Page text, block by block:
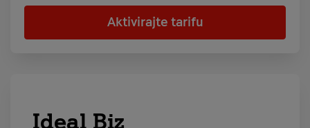
Aktivirajte tarifu
Ideal Biz